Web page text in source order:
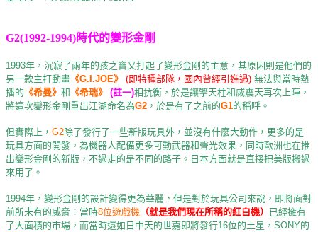
G2(1992-1994)時代的變形金剛
1993年，沉寂了兩年的孩之寶又打起了變形金剛的主意，其原因則是他們的
另一款主打動畫 《G.I.JOE》 (即特種部隊，國內曾經引進過) 無法與當時熱
播的 《希曼》 和 《希瑞》 (註一)相抗衡，於是讓擎天柱和威震天再次上陣，
將這次變形金剛重出江湖命名為G2 ，於是有了之前的G1的稱呼。
但實際上， G2除了發行了一些新版玩具外，並沒有什麼大動作，更多的是
玩具方面的開發，為機器人配備更多可動武器和聲光效果，同時歐洲也在推
出變形金剛的新版，不過走的是不同的路子。日本方面就是直接把美版搬過
來用了。
1994年，變形金剛的設計變得更為華麗，但是對於玩具公司來說，即將面對
前所未有的威脅：當時8位遊戲機 （就是我們現在所稱的紅白機） 已經擁有
了大面積的市場，而當時還如日中天的世嘉即將發行16位的土星，SONY的